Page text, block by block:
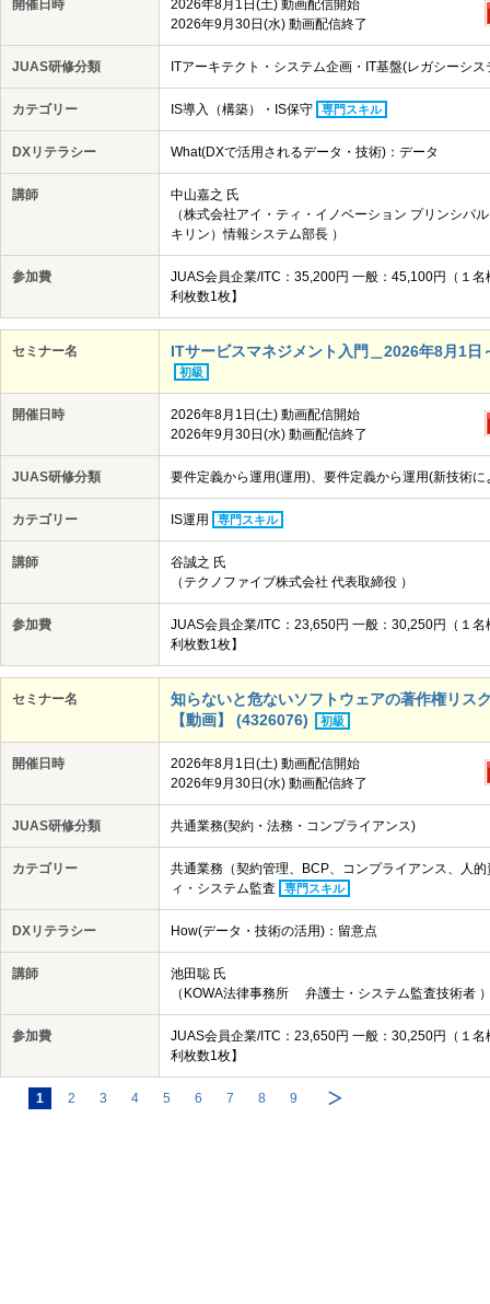
開催日時
2026年8月1日(土) 動画配信開始
2026年9月30日(水) 動画配信終了
JUAS研修分類 ITアーキテクト・システム企画・IT基盤(レガシーシ
カテゴリー IS導入（構築）・IS保守 専門スキル
DXリテラシー What(DXで活用されるデータ・技術)：データ
講師
中山嘉之 氏
（株式会社アイ・ティ・イノベーション プリンシパ
キリン）情報システム部長 ）
参加費
JUAS会員企業/ITC：35,200円 一般：45,100円（１
利枚数1枚】
セミナー名 ITサービスマネジメント入門＿2026年8月1
初級
開催日時
2026年8月1日(土) 動画配信開始
2026年9月30日(水) 動画配信終了
JUAS研修分類 要件定義から運用(運用)、要件定義から運用(新技術
カテゴリー IS運用 専門スキル
講師
谷誠之 氏
（テクノファイブ株式会社 代表取締役 ）
参加費
JUAS会員企業/ITC：23,650円 一般：30,250円（１
利枚数1枚】
セミナー名
知らないと危ないソフトウェアの著作権リス
【動画】 (4326076)
初級
開催日時
2026年8月1日(土) 動画配信開始
2026年9月30日(水) 動画配信終了
JUAS研修分類 共通業務(契約・法務・コンプライアンス)
カテゴリー
共通業務（契約管理、BCP、コンプライアンス、人
ィ・システム監査
専門スキル
DXリテラシー How(データ・技術の活用)：留意点
講師
池田聡 氏
（KOWA法律事務所 弁護士・システム監査技術者
参加費
JUAS会員企業/ITC：23,650円 一般：30,250円（１
利枚数1枚】
1 2 3 4 5 6 7 8 9